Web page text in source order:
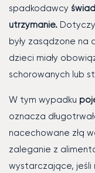
spadkodawcy
utrzymanie.
były zasądzone na
dzieci miały
schorowanych lub
W tym wypadku
oznacza
nacechowane złą
zaleganie z
wystarczające, jeśli